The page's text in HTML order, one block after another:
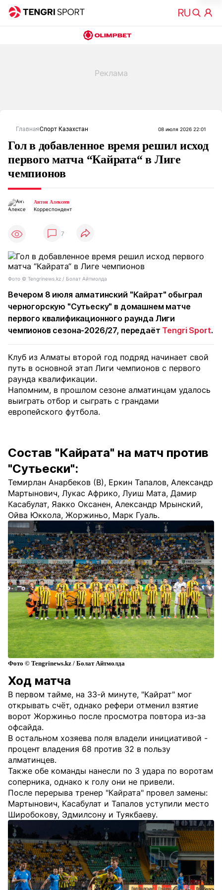
ГлавнаяСпорт Казахстан 08 июля 2026 22:01
Гол в добавленное время решил исход
первого матча “Кайрата“ в Лиге
чемпионов
Антон Алексеев
Корреспондент
7
Фото © Tengrinews.kz / Болат Айтмолда
Вечером 8 июля алматинский "Кайрат" обыграл
черногорскую "Сутьеску" в домашнем матче
первого квалификационного раунда Лиги
чемпионов сезона-2026/27, передаёт Tengri Sport.
Клуб из Алматы второй год подряд начинает свой
путь в основной этап Лиги чемпионов с первого
раунда квалификации.
Напомним, в прошлом сезоне алматинцам удалось
выиграть отбор и сыграть с грандами
европейского футбола.
Состав "Кайрата" на матч против
"Сутьески":
Темирлан Анарбеков (В), Еркин Тапалов, Александр
Мартынович, Лукас Африко, Луиш Мата, Дамир
Касабулат, Яакко Оксанен, Александр Мрынский,
Ойва Юккола, Жоржиньо, Марк Гуаль.
Фото © Tengrinews.kz / Болат Айтмолда
Ход матча
В первом тайме, на 33-й минуте, "Кайрат" мог
открывать счёт, однако рефери отменил взятие
ворот Жоржиньо после просмотра повтора из-за
офсайда.
В остальном хозяева поля владели инициативой -
процент владения 68 против 32 в пользу
алматинцев.
Также обе команды нанесли по 3 удара по воротам
соперника, однако к голу они не привели.
После перерыва тренер "Кайрата" провел замены:
Мартынович, Касабулат и Тапалов уступили место
Широбокову, Эдмилсону и Туякбаеву.